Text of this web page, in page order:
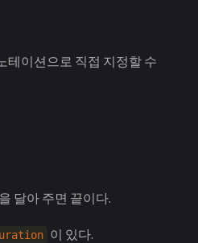
테이션으로 직접 지정할 수
달아 주면 끝이다.
이 있다.